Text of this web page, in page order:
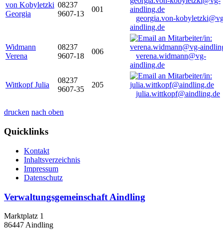
von Kobyletzki
Georgia
08237
9607-13
001
georgia.von-
aindling.de
Widmann
Verena
08237
9607-18
006
verena.widmann@vg-
aindling.de
Wittkopf Julia
08237
9607-35
205
julia.wittkopf@aindling.de
drucken nach oben
Quicklinks
Kontakt
Inhaltsverzeichnis
Impressum
Datenschutz
Verwaltungsgemeinschaft Aindling
Marktplatz 1
86447 Aindling